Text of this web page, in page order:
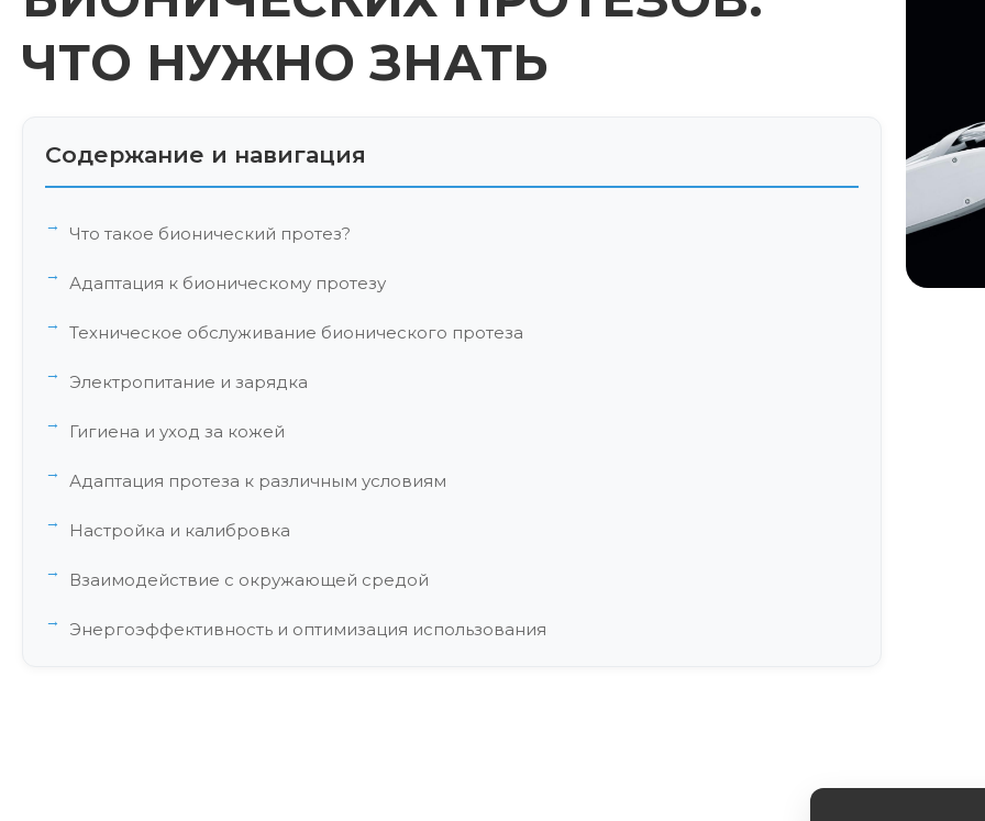
ЧТО НУЖНО ЗНАТЬ
Содержание и навигация
Что такое бионический протез?
Адаптация к бионическому протезу
Техническое обслуживание бионического протеза
Электропитание и зарядка
Гигиена и уход за кожей
Адаптация протеза к различным условиям
Настройка и калибровка
Взаимодействие с окружающей средой
Энергоэффективность и оптимизация использования